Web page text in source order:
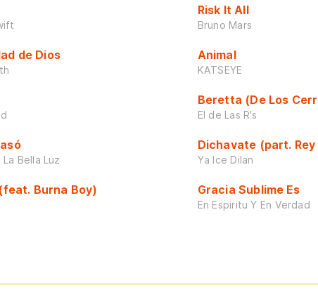
de Dios
Bella Luz
Burna Boy)
Risk It All
Bruno Mars
Animal
KATSEYE
Beretta (De Los
El de Las R's
Dichavate (part.
Ya Ice Dilan
Gracia Sublime Es
En Espiritu Y En Verdad